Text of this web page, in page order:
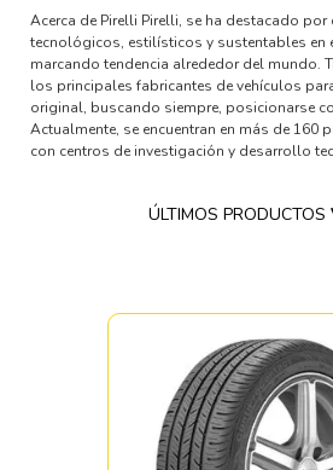
Acerca de Pirelli Pirelli, se ha destacado
tecnológicos, estilísticos y sustentables en
marcando tendencia alrededor del mundo.
los principales fabricantes de vehículos
original, buscando siempre, posicionarse
Actualmente, se encuentran en más de 160
con centros de investigación y desarrollo
ÚLTIMOS PRODUCTOS